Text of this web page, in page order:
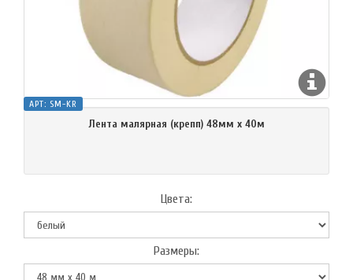
АРТ: SM-KR
Лента малярная (крепп) 48мм х 40м
Цвета:
Размеры: